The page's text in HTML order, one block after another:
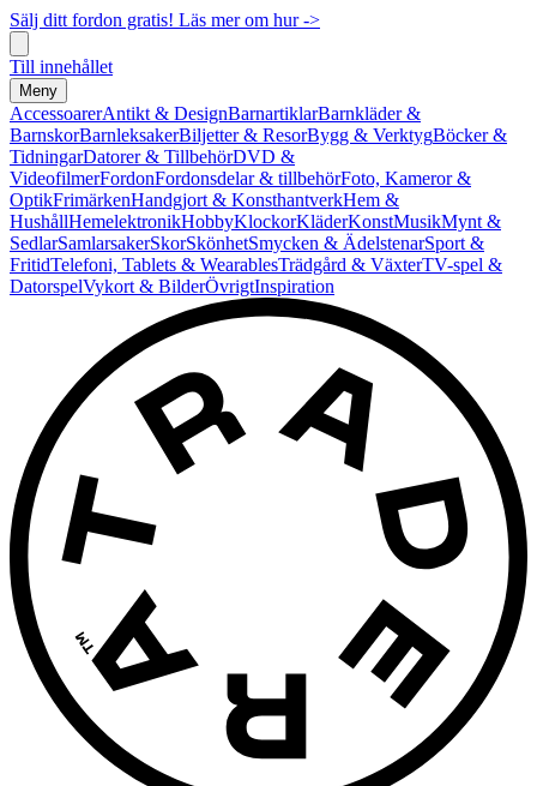
Sälj ditt fordon gratis! Läs mer om hur ->
Till innehållet
Meny
AccessoarerAntikt & DesignBarnartiklarBarnkläder &
BarnskorBarnleksakerBiljetter & ResorBygg & VerktygBöcker &
TidningarDatorer & TillbehörDVD &
VideofilmerFordonFordonsdelar & tillbehörFoto, Kameror &
OptikFrimärkenHandgjort & KonsthantverkHem &
HushållHemelektronikHobbyKlockorKläderKonstMusikMynt &
SedlarSamlarsakerSkorSkönhetSmycken & ÄdelstenarSport &
FritidTelefoni, Tablets & WearablesTrädgård & VäxterTV-spel &
DatorspelVykort & BilderÖvrigtInspiration